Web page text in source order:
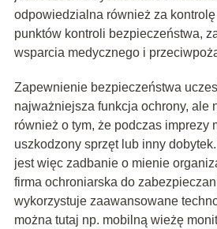
odpowiedzialna również za kontrolę
punktów kontroli bezpieczeństwa,
wsparcia medycznego i
Zapewnienie bezpieczeństwa
najważniejsza funkcja ochrony, ale
również o tym, że podczas imprezy
uszkodzony sprzęt lub inny
jest więc zadbanie o mienie
firma ochroniarska do
wykorzystuje zaawansowane
można tutaj np. mobilną wieżę